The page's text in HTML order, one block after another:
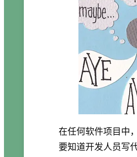
在任何软件项目中
要知道开发人员写